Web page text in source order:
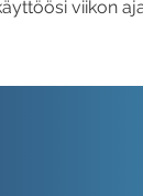
viikon